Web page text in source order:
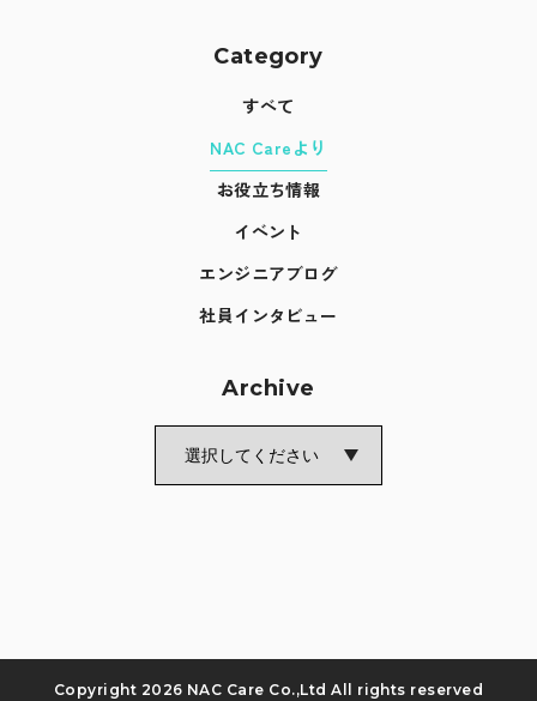
Category
すべて
NAC Careより
お役立ち情報
イベント
エンジニアブログ
社員インタビュー
Archive
Copyright 2026 NAC Care Co.,Ltd All rights reserved